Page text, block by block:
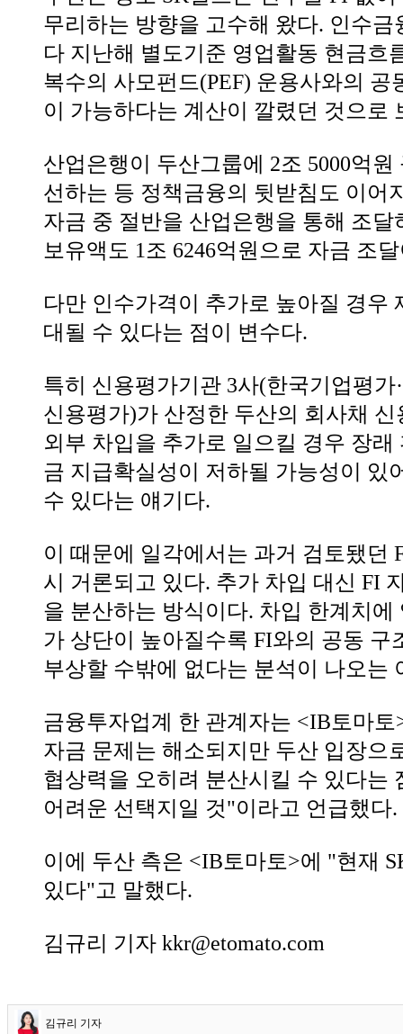
무리하는 방향을 고수해 왔다. 인수
다 지난해 별도기준 영업활동 현금흐
복수의 사모펀드(PEF) 운용사와의 공
이 가능하다는 계산이 깔렸던 것으로
산업은행이 두산그룹에 2조 5000억
선하는 등 정책금융의 뒷받침도 이어
자금 중 절반을 산업은행을 통해 조
보유액도 1조 6246억원으로 자금 조
다만 인수가격이 추가로 높아질 경우
대될 수 있다는 점이 변수다.
특히 신용평가기관 3사(한국기업평가
신용평가)가 산정한 두산의 회사채
외부 차입을 추가로 일으킬 경우 장
금 지급확실성이 저하될 가능성이 있
수 있다는 얘기다.
이 때문에 일각에서는 과거 검토됐던
시 거론되고 있다. 추가 차입 대신 FI
을 분산하는 방식이다. 차입 한계치
가 상단이 높아질수록 FI와의 공동 구
부상할 수밖에 없다는 분석이 나오는
금융투자업계 한 관계자는 <IB토마
자금 문제는 해소되지만 두산 입장으
협상력을 오히려 분산시킬 수 있다는
어려운 선택지일 것"이라고 언급했다.
이에 두산 측은 <IB토마토>에 "현재
있다"고 말했다.
김규리 기자 kkr@etomato.com
김규리 기자